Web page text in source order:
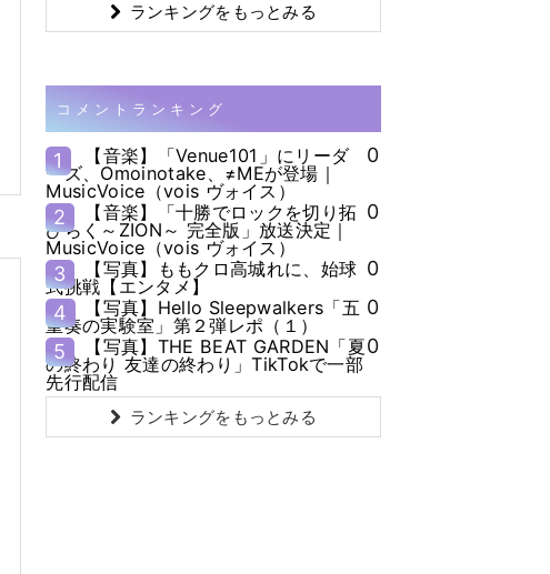
ランキングをもっとみる
コメントランキング
1
【音楽】「Venue101」にリーダ
ーズ、Omoinotake、≠MEが登場｜
MusicVoice（vois ヴォイス）
0
2
【音楽】「十勝でロックを切り拓
ひらく～ZION～ 完全版」放送決定｜
MusicVoice（vois ヴォイス）
0
3
【写真】ももクロ高城れに、始球
式挑戦【エンタメ】
0
4
【写真】Hello Sleepwalkers「五
重奏の実験室」第２弾レポ（１）
0
5
【写真】THE BEAT GARDEN「夏
の終わり 友達の終わり」TikTokで一部
先行配信
0
ランキングをもっとみる